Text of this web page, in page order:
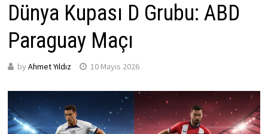
Dünya Kupası D Grubu: ABD
Paraguay Maçı
by Ahmet Yıldız 10 Mayıs 2026